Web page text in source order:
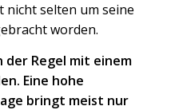
nicht selten um seine
worden.
der Regel mit einem
Eine hohe
bringt meist nur